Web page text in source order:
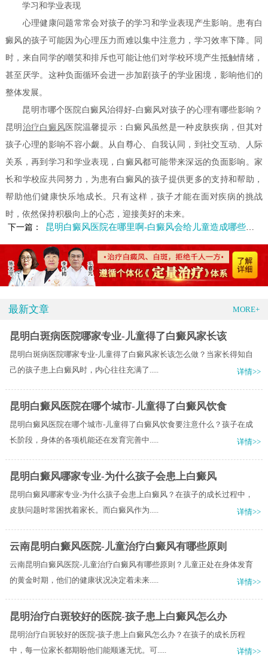
学习和学业表现
心理健康问题常常会对孩子的学习和学业表现产生影响。患有白
癜风的孩子可能因为心理压力而难以集中注意力，学习效率下降。同
时，来自同学的嘲笑和排斥也可能让他们对学校环境产生抵触情绪，
甚至厌学。这种负面循环会进一步加剧孩子的学业困境，影响他们的
整体发展。
昆明市哪个医院白癜风治得好-白癜风对孩子的心理有哪些影响？
昆明 治疗白癜风 医院温馨提示：白癜风虽然是一种皮肤疾病，但其对
孩子心理的影响不容小觑。从自尊心、自我认同，到社交互动、人际
关系，再到学习和学业表现，白癜风都可能带来深远的负面影响。家
长和学校应共同努力，为患有白癜风的孩子提供更多的支持和帮助，
帮助他们健康快乐地成长。只有这样，孩子才能在面对疾病的挑战
时，依然保持积极向上的心态，迎接美好的未来。
下一篇：
昆明白癜风医院在哪里啊-白癜风会给儿童造成哪些危害
最新文章 MORE+
昆明白斑病医院哪家专业-儿童得了白癜风家长该
昆明白斑病医院哪家专业-儿童得了白癜风家长该怎么做？当家长得知自
己的孩子患上白癜风时，内心往往充满了.....
详情>>
昆明白癜风医院在哪个城市-儿童得了白癜风饮食
昆明白癜风医院在哪个城市-儿童得了白癜风饮食要注意什么？孩子在成
长阶段，身体的各项机能还在发育完善中.....
详情>>
昆明白癜风哪家专业-为什么孩子会患上白癜风
昆明白癜风哪家专业-为什么孩子会患上白癜风？在孩子的成长过程中，
皮肤问题时常困扰着家长。而白癜风作为.....
详情>>
云南昆明白癜风医院-儿童治疗白癜风有哪些原则
云南昆明白癜风医院-儿童治疗白癜风有哪些原则？儿童正处在身体发育
的黄金时期，他们的健康状况决定着未来.....
详情>>
昆明治疗白斑较好的医院-孩子患上白癜风怎么办
昆明治疗白斑较好的医院-孩子患上白癜风怎么办？在孩子的成长历程
中，每一位家长都期盼他们能顺遂无忧。可.....
详情>>